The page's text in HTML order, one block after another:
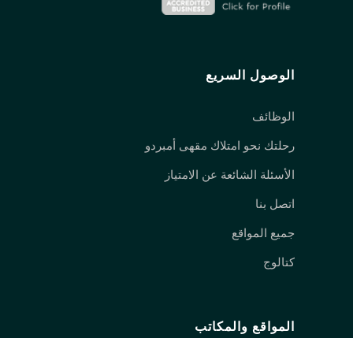
الوصول السريع
الوظائف
رحلتك نحو امتلاك مقهى أمبردو
الأسئلة الشائعة عن الامتياز
اتصل بنا
جميع المواقع
كتالوج
المواقع والمكاتب